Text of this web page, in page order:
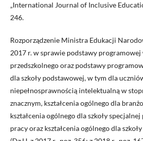
„International Journal of Inclusive
246.
Rozporządzenie Ministra Edukacji
2017 r. w sprawie podstawy
przedszkolnego oraz podstawy
dla szkoły podstawowej, w tym dla
niepełnosprawnością intelektualną w
znacznym, kształcenia ogólnego dla
kształcenia ogólnego dla szkoły
pracy oraz kształcenia ogólnego dla